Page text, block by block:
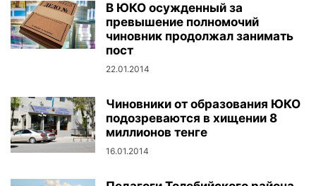
В ЮКО осужденный за
превышение полномочий
чиновник продолжал занимать
пост
22.01.2014
Чиновники от образования ЮКО
подозреваются в хищении 8
миллионов тенге
16.01.2014